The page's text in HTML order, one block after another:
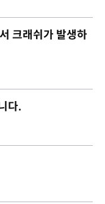
크래쉬가 발생하
다.